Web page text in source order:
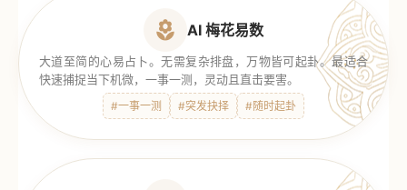
AI 梅花易数
大道至简的心易占卜。无需复杂排盘，万物皆可起卦。最适合
快速捕捉当下机微，一事一测，灵动且直击要害。
#一事一测 #突发抉择 #随时起卦